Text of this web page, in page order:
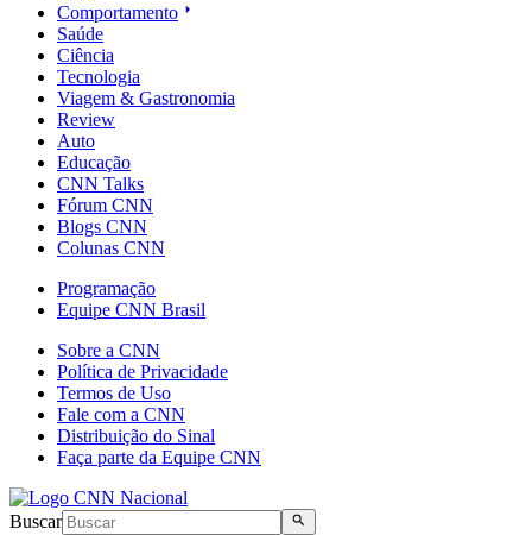
Comportamento
Saúde
Ciência
Tecnologia
Viagem & Gastronomia
Review
Auto
Educação
CNN Talks
Fórum CNN
Blogs CNN
Colunas CNN
Programação
Equipe CNN Brasil
Sobre a CNN
Política de Privacidade
Termos de Uso
Fale com a CNN
Distribuição do Sinal
Faça parte da Equipe CNN
Buscar